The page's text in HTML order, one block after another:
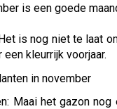
is een goede
is nog niet te laat
kleurrijk voorjaar.
Maai het gazon